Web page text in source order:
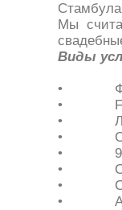
Мы
Виды
•
•
•
•
• 9
•
•
•